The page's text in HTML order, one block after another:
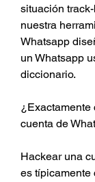
situación
nuestra
Whatsapp
un Whatsapp
diccionario.
¿Exactamente
cuenta de
Hackear una
es típicamente